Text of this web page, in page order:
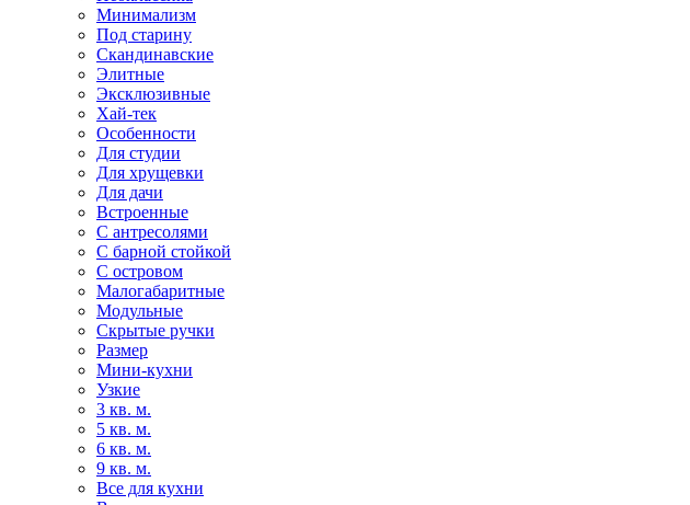
Минимализм
Под старину
Скандинавские
Элитные
Эксклюзивные
Хай-тек
Особенности
Для студии
Для хрущевки
Для дачи
Встроенные
С антресолями
С барной стойкой
С островом
Малогабаритные
Модульные
Скрытые ручки
Размер
Мини-кухни
Узкие
3 кв. м.
5 кв. м.
6 кв. м.
9 кв. м.
Все для кухни